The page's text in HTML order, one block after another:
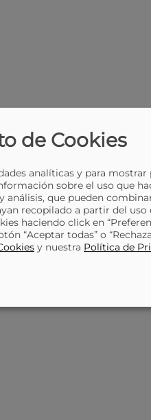
de Cookies
analíticas y para
sobre el uso que
análisis, que pueden
recopilado a partir del uso
haciendo click en
“Aceptar todas” o
y nuestra Política de